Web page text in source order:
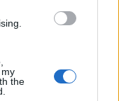
the
a világot, és több
tovább